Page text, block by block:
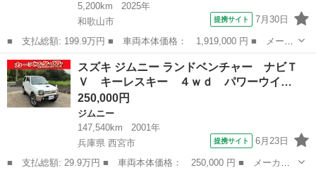
5,200km
2025年
和歌山市
提携サイト 7月30日
■ 支払総額: 199.9万円 ■ 車両本体価格： 1,919,000 円 ■ メーカ
ー名： スズキ ■ 車種名： ジムニー ■ グレード名： ＸＬ タ
ーボ 衝突軽減 禁煙車 コーナーセンサー シートヒーター スマ
ートキー...
和歌山 和歌山市 ジムニー
スズキ ジムニー ランドベンチャー ナビＴ
Ｖ キーレスキー ４ｗｄ パワーウイ…
250,000円
ジムニー
147,540km
2001年
兵庫県 西宮市
提携サイト 6月23日
■ 支払総額: 29.9万円 ■ 車両本体価格： 250,000 円 ■ メーカー